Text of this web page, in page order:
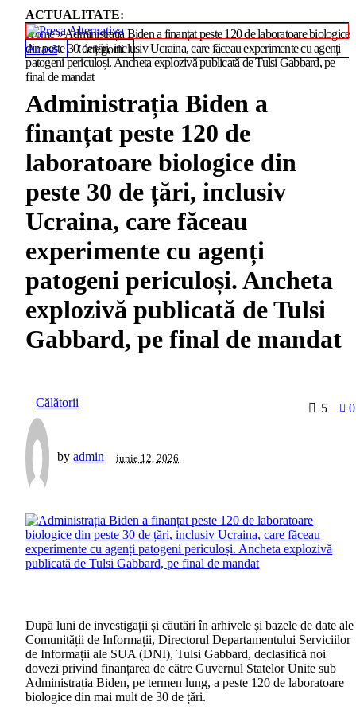
ACTUALITATE:
Acasă Categorii
Home»Administrația Biden a finanțat peste 120 de laboratoare biologice
din peste 30 de țări, inclusiv Ucraina, care făceau experimente cu agenți
patogeni periculoși. Ancheta explozivă publicată de Tulsi Gabbard, pe
final de mandat
Administrația Biden a
finanțat peste 120 de
laboratoare biologice din
peste 30 de țări, inclusiv
Ucraina, care făceau
experimente cu agenți
patogeni periculoși. Ancheta
explozivă publicată de Tulsi
Gabbard, pe final de mandat
Călătorii 5 0
byadmin iunie 12, 2026
După luni de investigații și căutări în arhivele și bazele de date ale
Comunității de Informații, Directorul Departamentului Serviciilor
de Informații ale SUA (DNI), Tulsi Gabbard, declasifică noi
dovezi privind finanțarea de către Guvernul Statelor Unite sub
Administrația Biden, pe termen lung, a peste 120 de laboratoare
biologice din mai mult de 30 de țări.